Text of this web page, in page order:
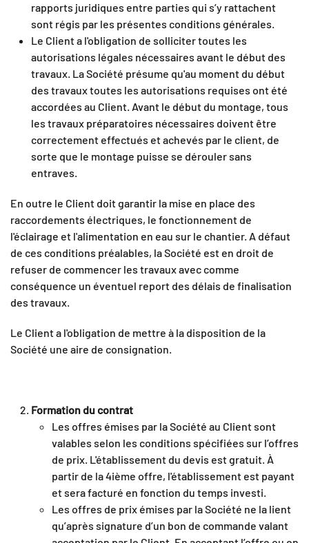
rapports juridiques entre parties qui s’y rattachent
sont régis par les présentes conditions générales.
Le Client a l'obligation de solliciter toutes les
autorisations légales nécessaires avant le début des
travaux. La Société présume qu'au moment du début
des travaux toutes les autorisations requises ont été
accordées au Client. Avant le début du montage, tous
les travaux préparatoires nécessaires doivent être
correctement effectués et achevés par le client, de
sorte que le montage puisse se dérouler sans
entraves.
En outre le Client doit garantir la mise en place des
raccordements électriques, le fonctionnement de
l'éclairage et l'alimentation en eau sur le chantier. A défaut
de ces conditions préalables, la Société est en droit de
refuser de commencer les travaux avec comme
conséquence un éventuel report des délais de finalisation
des travaux.
Le Client a l'obligation de mettre à la disposition de la
Société une aire de consignation.
Formation du contrat
Les offres émises par la Société au Client sont
valables selon les conditions spécifiées sur l’offres
de prix. L'établissement du devis est gratuit. À
partir de la 4ième offre, l'établissement est payant
et sera facturé en fonction du temps investi.
Les offres de prix émises par la Société ne la lient
qu’après signature d’un bon de commande valant